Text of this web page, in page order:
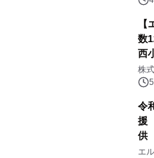
数
西
株
令
援
供
エ